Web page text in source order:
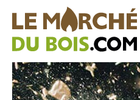
CHAUFFAGE AU BOIS